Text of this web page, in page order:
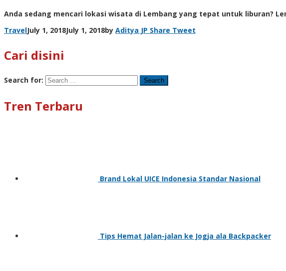
Anda sedang mencari lokasi wisata di Lembang yang tepat untuk liburan?
TravelJuly 1, 2018July 1, 2018by Aditya JP Share Tweet
Cari disini
Search for:
Tren Terbaru
Brand Lokal UICE Indonesia Standar Nasional
Tips Hemat Jalan-jalan ke Jogja ala Backpacker